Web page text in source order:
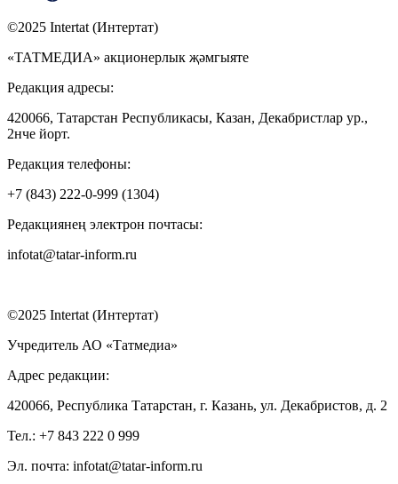
©2025 Intertat (Интертат)
«ТАТМЕДИА» акционерлык җәмгыяте
Редакция адресы:
420066, Татарстан Республикасы, Казан, Декабристлар ур.,
2нче йорт.
Редакция телефоны:
+7 (843) 222-0-999 (1304)
Редакциянең электрон почтасы:
infotat@tatar-inform.ru
©2025 Intertat (Интертат)
Учредитель АО «Татмедиа»
Адрес редакции:
420066, Республика Татарстан, г. Казань, ул. Декабристов, д. 2
Тел.: +7 843 222 0 999
Эл. почта: infotat@tatar-inform.ru